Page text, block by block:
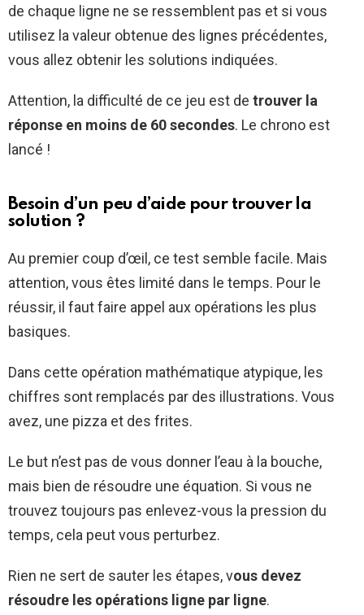
de chaque ligne ne se ressemblent pas et si vous
utilisez la valeur obtenue des lignes précédentes,
vous allez obtenir les solutions indiquées.
Attention, la difficulté de ce jeu est de trouver la
réponse en moins de 60 secondes. Le chrono est
lancé !
Besoin d’un peu d’aide pour trouver la
solution ?
Au premier coup d’œil, ce test semble facile. Mais
attention, vous êtes limité dans le temps. Pour le
réussir, il faut faire appel aux opérations les plus
basiques.
Dans cette opération mathématique atypique, les
chiffres sont remplacés par des illustrations. Vous
avez, une pizza et des frites.
Le but n’est pas de vous donner l’eau à la bouche,
mais bien de résoudre une équation. Si vous ne
trouvez toujours pas enlevez-vous la pression du
temps, cela peut vous perturbez.
Rien ne sert de sauter les étapes, vous devez
résoudre les opérations ligne par ligne.